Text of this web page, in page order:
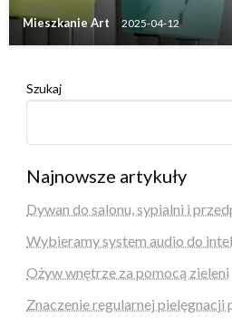
Mieszkanie Art 2025-04-12
Szukaj
Najnowsze artykuły
Dywan do salonu, sypialni i
Wybieramy system audio do
Ożyw wnętrze za pomocą zieleni
Znaczenie regularnej pielęgnacji